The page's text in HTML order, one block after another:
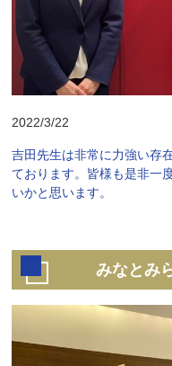
2022/3/22
吉田先生は非常に力強い存
ております。皆様も是非一
いかと思います。
みなとみ